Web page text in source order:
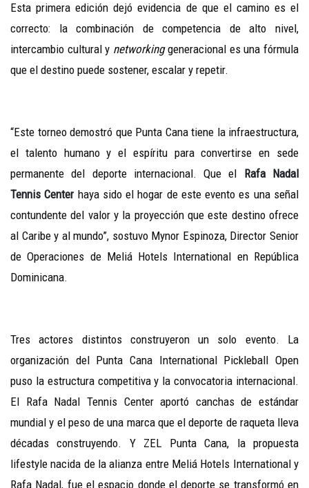
Esta primera edición dejó evidencia de que el camino es el
correcto: la combinación de competencia de alto nivel,
intercambio cultural y networkinggeneracional es una fórmula
que el destino puede sostener, escalar y repetir.
“Este torneo demostró que Punta Cana tiene la infraestructura,
el talento humano y el espíritu para convertirse en sede
permanente del deporte internacional. Que el Rafa Nadal
Tennis Center haya sido el hogar de este evento es una señal
contundente del valor y la proyección que este destino ofrece
al Caribe y al mundo”, sostuvo Mynor Espinoza, Director Senior
de Operaciones de Meliá Hotels International en República
Dominicana.
Tres actores distintos construyeron un solo evento. La
organización del Punta Cana International Pickleball Open
puso la estructura competitiva y la convocatoria internacional.
El Rafa Nadal Tennis Center aportó canchas de estándar
mundial y el peso de una marca que el deporte de raqueta lleva
décadas construyendo. Y ZEL Punta Cana, la propuesta
lifestyle nacida de la alianza entre Meliá Hotels International y
Rafa Nadal, fue el espacio donde el deporte se transformó en